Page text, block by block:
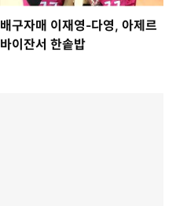
배구자매 이재영-다영, 아제르
바이잔서 한솥밥